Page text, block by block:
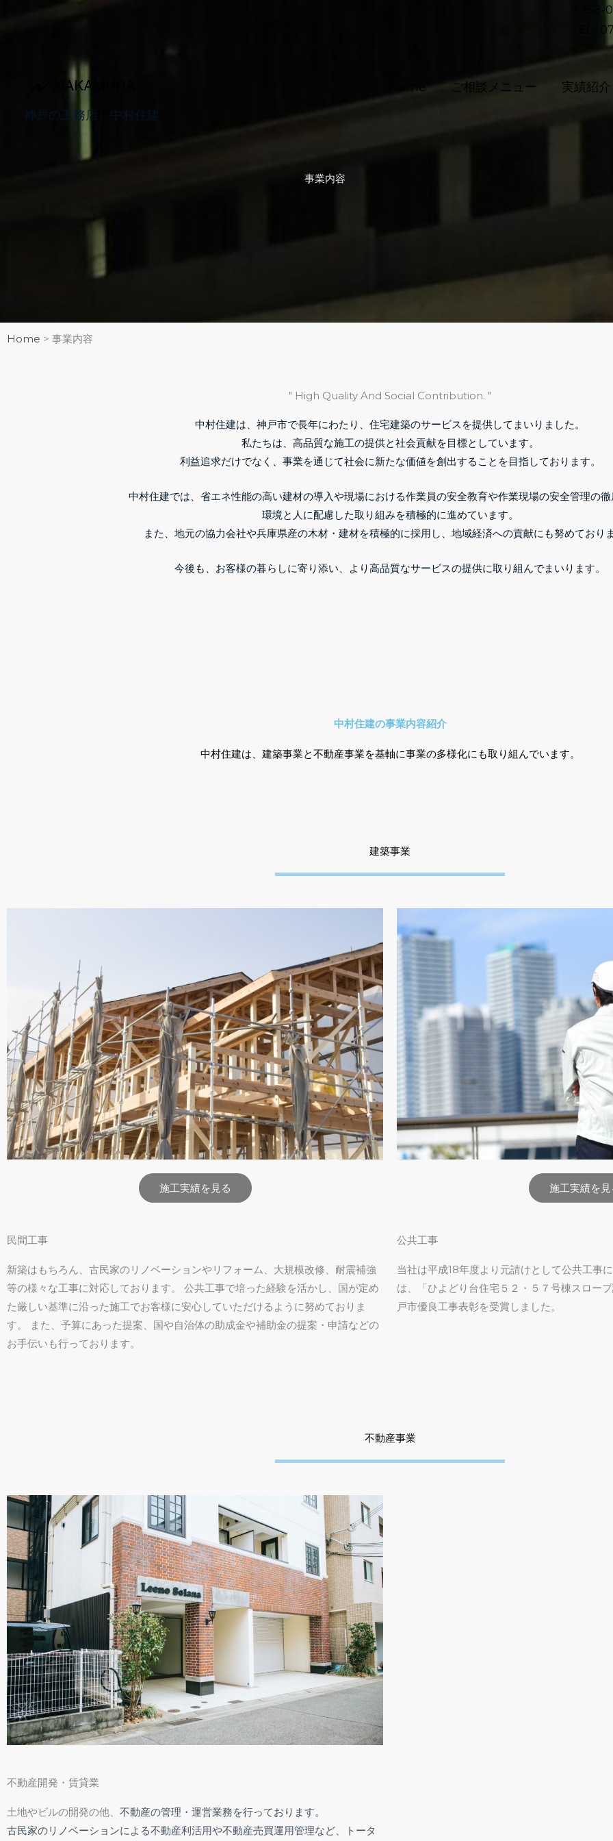
〒
TEL
神戸の工務店 中村住建
Home ご相談メニュー 実績紹介
事業内容
Home > 事業内容
" High Quality And Social Contribution. "
中村住建は、神戸市で長年にわたり、住宅建築のサービスを提供してまいりました。
私たちは、高品質な施工の提供と社会貢献を目標としています。
利益追求だけでなく、事業を通じて社会に新たな価値を創出することを目指しております。
中村住建では、 省エネ性能の高い建材の導入や現場における作業員の安全教育や作業現場の安全管理の
環境と人に配慮した取り組みを積極的に進めています。
また、地元の協力会社や兵庫県産の木材・建材を積極的に採用し、地域経済への貢献にも努めており
今後も、お客様の暮らしに寄り添い、より高品質なサービスの提供に取り組んでまいります。
中村住建の事業内容紹介
中村住建は、 建築事業と不動産事業を基軸に事業の多様化にも取り組んでいます。
建築事業
施工実績を見る
民間工事
新築はもちろん、古民家のリノベーションやリフォーム、大規模改修、耐震補強
等の様々な工事に対応しております。 公共工事で培った経験を活かし、国が定め
た厳しい基準に沿った施工でお客様に安心していただけるように努めておりま
す。 また、予算にあった提案、国や自治体の助成金や補助金の提案・申請などの
お手伝いも行っております。
施工実績を見
公共工事
当社は平成18年度より元請けとして公共工事
は、「ひよどり台住宅５２・５７号棟スロー
戸市優良工事表彰を受賞しました。
不動産事業
不動産開発・賃貸業
土地やビルの開発の他、 不動産の管理・運営業務を行っております。
古民家のリノベーションによる不動産利活用や不動産売買運用管理など、トータ